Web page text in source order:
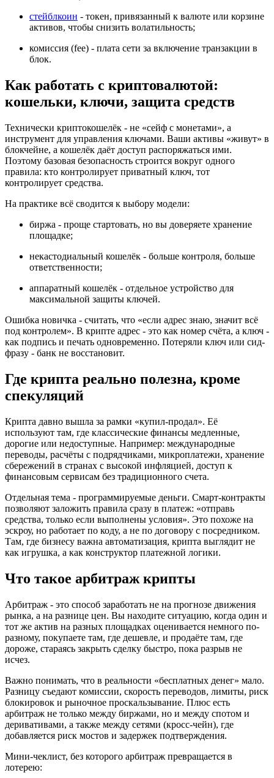
стейблкоин - токен, привязанный к валюте или корзине
активов, чтобы снизить волатильность;
комиссия (fee) - плата сети за включение транзакции в
блок.
Как работать с криптовалютой:
кошельки, ключи, защита средств
Технически криптокошелёк - не «сейф с монетами», а
инструмент для управления ключами. Ваши активы «живут» в
блокчейне, а кошелёк даёт доступ распоряжаться ими.
Поэтому базовая безопасность строится вокруг одного
правила: кто контролирует приватный ключ, тот
контролирует средства.
На практике всё сводится к выбору модели:
биржа - проще стартовать, но вы доверяете хранение
площадке;
некастодиальный кошелёк - больше контроля, больше
ответственности;
аппаратный кошелёк - отдельное устройство для
максимальной защиты ключей.
Ошибка новичка - считать, что «если адрес знаю, значит всё
под контролем». В крипте адрес - это как номер счёта, а ключ -
как подпись и печать одновременно. Потеряли ключ или сид-
фразу - банк не восстановит.
Где крипта реально полезна, кроме
спекуляций
Крипта давно вышла за рамки «купил-продал». Её
используют там, где классические финансы медленные,
дорогие или недоступные. Например: международные
переводы, расчёты с подрядчиками, микроплатежи, хранение
сбережений в странах с высокой инфляцией, доступ к
финансовым сервисам без традиционного счета.
Отдельная тема - программируемые деньги. Смарт-контракты
позволяют заложить правила сразу в платеж: «отправь
средства, только если выполнены условия». Это похоже на
эскроу, но работает по коду, а не по договору с посредником.
Там, где бизнесу важна автоматизация, крипта выглядит не
как игрушка, а как конструктор платежной логики.
Что такое арбитраж крипты
Арбитраж - это способ заработать не на прогнозе движения
рынка, а на разнице цен. Вы находите ситуацию, когда один и
тот же актив на разных площадках оценивается немного по-
разному, покупаете там, где дешевле, и продаёте там, где
дороже, стараясь закрыть сделку быстро, пока разрыв не
исчез.
Важно понимать, что в реальности «бесплатных денег» мало.
Разницу съедают комиссии, скорость переводов, лимиты, риск
блокировок и рыночное проскальзывание. Плюс есть
арбитраж не только между биржами, но и между спотом и
деривативами, а также между сетями (кросс-чейн), где
добавляется риск мостов и задержек подтверждения.
Мини-чеклист, без которого арбитраж превращается в
лотерею: